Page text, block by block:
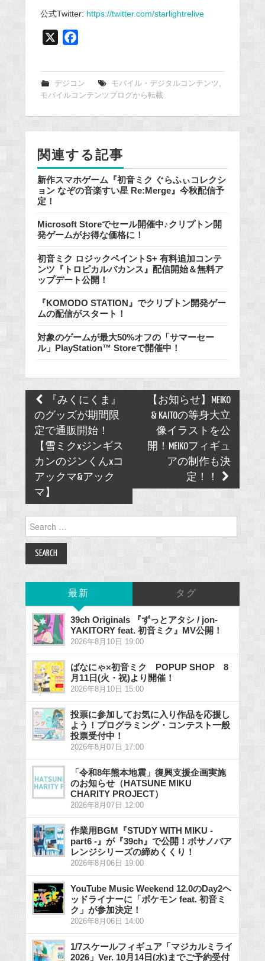
公式Twitter: https://twitter.com/starlightrelive
e
b
o
o
デジコン モバイル・デジタルコンテンツ
モバイルコンテンツブログから転載
関連する記事
新作スマホゲーム『初音ミク ぐらふぃコレクシ
ョン なぞの音楽すい星 Re:Merge』今秋配信予
定！
Microsoft Storeでセール開催中♪クリプトン開
発ゲームがお得な価格に！
初音ミク ロジックペイントS+ 有料追加コンテ
ンツ『トロピカルバカンス』配信開始＆無料ア
ップデート公開！
『KOMODO STATION』でクリプトン開発ゲー
ムの配信がスタート！
対象のゲームが最大50%オフの「サマーセー
ル」PlayStation™ Storeで開催中！
Post
navigation
『みくにくま』
のグッズが期間限
定で通販開始！
【雪ミクxジンギス
カンのジンくんxコ
アックマ&アック
マ】
【お知らせ】MEIKO
& KAITOの等身大立
像イラストを公
開！MEIKOフィギュ
アの制作も決
定！！
for:
最新 タグ
39ch Originals 『ずっとアタシ / jon-
YAKITORY feat. 初音ミク』MV公開！
2026年8月10日 19:00
ばなにゃ×初音ミク POPUP SHOP 8
月11日(火・祝)より開催！
2026年8月10日 15:00
投票に参加してお気に入り作品を応援し
よう！プログラミング・コンテスト一般
投票受付中！
2026年8月07日 17:00
「令和8年熊本地震」復興支援企画実施
のお知らせ（HATSUNE MIKU
CHARITY PROJECT）
2026年8月07日 12:00
作業用BGM『STUDY WITH MIKU -
part6 -』が『39ch』で公開！ボサノバア
レンジシリーズの締めくくり！
2026年8月06日 19:00
YouTube Music Weekend 12.0のDay2ヘ
ッドライナーに「ポケモン feat. 初音ミ
ク」が参加決定！
2026年8月06日 14:00
1/7スケールフィギュア「マジカルミライ
2026」Ver. 10月14日(水)までご予約受付